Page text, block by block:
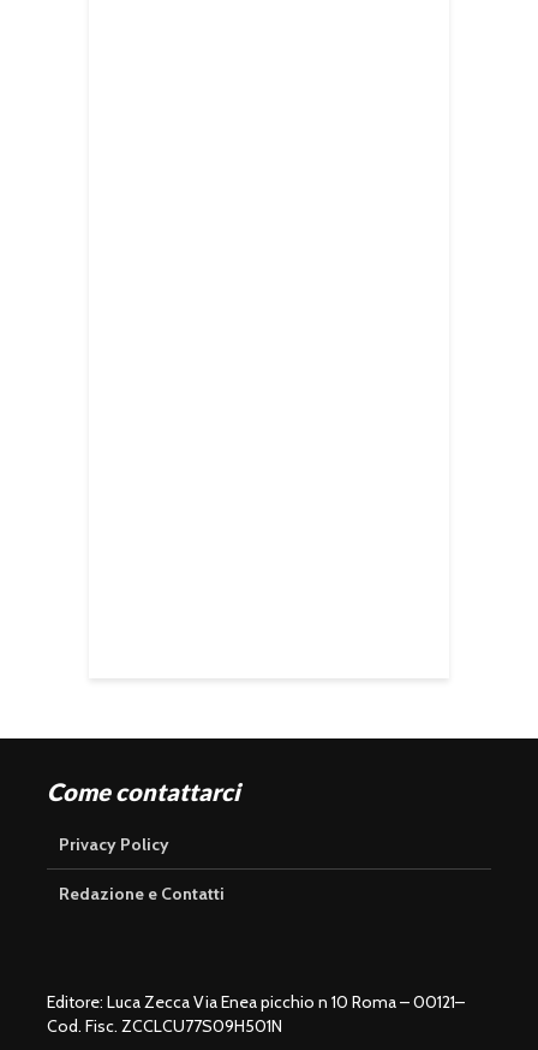
Come contattarci
Privacy Policy
Redazione e Contatti
Editore: Luca Zecca Via Enea picchio n 10 Roma – 00121–
Cod. Fisc. ZCCLCU77S09H501N